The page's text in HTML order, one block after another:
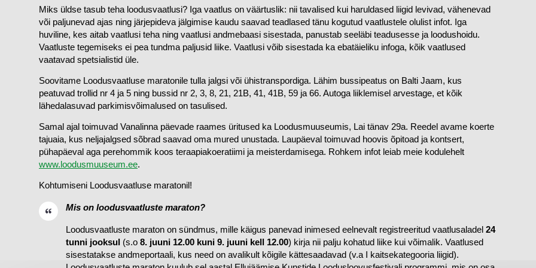
Miks üldse tasub teha loodusvaatlusi? Iga vaatlus on väärtuslik: nii tavalised kui haruldased liigid levivad, vähenevad
või paljunevad ajas ning järjepideva jälgimise kaudu saavad teadlased tänu kogutud vaatlustele olulist infot. Iga
huviline, kes aitab vaatlusi teha ning vaatlusi andmebaasi sisestada, panustab seeläbi teadusesse ja loodushoidu.
Vaatluste tegemiseks ei pea tundma paljusid liike. Vaatlusi võib sisestada ka ebatäieliku infoga, kõik vaatlused
vaatavad spetsialistid üle.
Soovitame Loodusvaatluse maratonile tulla jalgsi või ühistranspordiga. Lähim bussipeatus on Balti Jaam, kus
peatuvad trollid nr 4 ja 5 ning bussid nr 2, 3, 8, 21, 21B, 41, 41B, 59 ja 66. Autoga liiklemisel arvestage, et kõik
lähedalasuvad parkimisvõimalused on tasulised.
Samal ajal toimuvad Vanalinna päevade raames üritused ka Loodusmuuseumis, Lai tänav 29a. Reedel avame koerte
tajuaia, kus neljajalgsed sõbrad saavad oma mured unustada. Laupäeval toimuvad hoovis õpitoad ja kontsert,
www.loodusmuuseum.ee.
Kohtumiseni Loodusvaatluse maratonil!
Mis on loodusvaatluste maraton?
Loodusvaatluste maraton on sündmus, mille käigus panevad inimesed eelnevalt registreeritud vaatlusaladel 24
tunni jooksul (s.o 8. juuni 12.00 kuni 9. juuni kell 12.00) kirja nii palju kohatud liike kui võimalik. Vaatlused
sisestatakse andmeportaali, kus need on avalikult kõigile kättesaadavad (v.a I kaitsekategooria liigid).